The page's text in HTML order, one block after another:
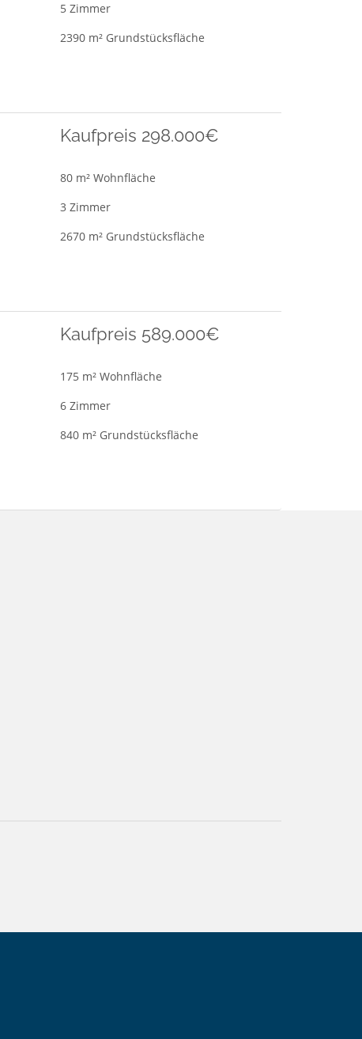
5 Zimmer
2390 m² Grundstücksfläche
Kaufpreis 298.000€
80 m² Wohnfläche
3 Zimmer
2670 m² Grundstücksfläche
Kaufpreis 589.000€
175 m² Wohnfläche
6 Zimmer
840 m² Grundstücksfläche